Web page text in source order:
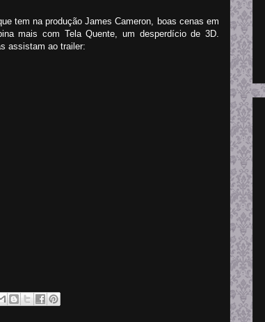
tem na produção James Cameron, boas cenas em
mais com Tela Quente, um desperdício de 3D.
assistam ao trailer: